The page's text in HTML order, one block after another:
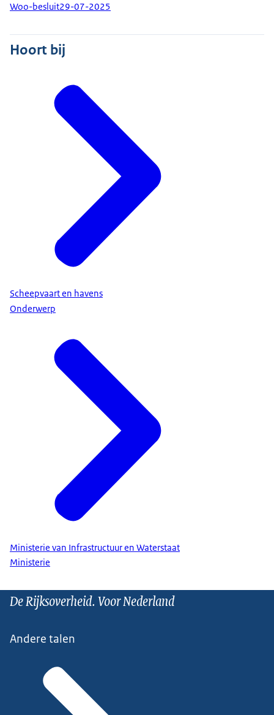
Woo-besluit29-07-2025
Hoort bij
Scheepvaart en havens
Onderwerp
Ministerie van Infrastructuur en Waterstaat
Ministerie
De Rijksoverheid. Voor Nederland
Andere talen